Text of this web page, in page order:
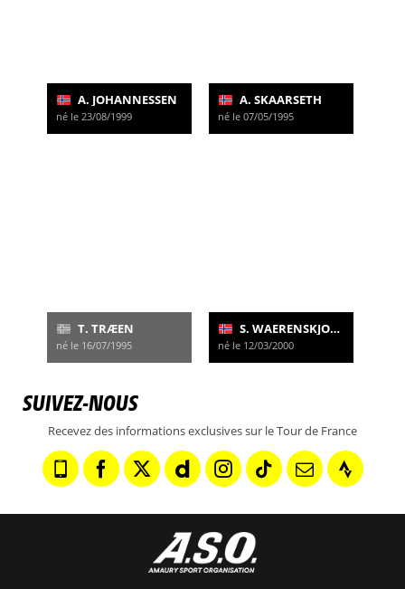
A. JOHANNESSEN
né le 23/08/1999
A. SKAARSETH
né le 07/05/1995
T. TRÆEN
né le 16/07/1995
S. WAERENSKJOLD
né le 12/03/2000
SUIVEZ-NOUS
Recevez des informations exclusives sur le Tour de France